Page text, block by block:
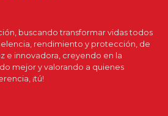
buscando transformar vidas todos
rendimiento y protección, de
e innovadora, creyendo en la
mejor y valorando a quienes
¡tú!